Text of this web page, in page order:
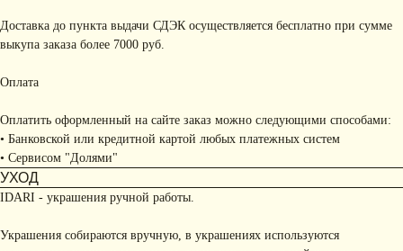
Доставка до пункта выдачи СДЭК осуществляется бесплатно при сумме
выкупа заказа более 7000 руб.
Оплата
Оплатить оформленный на сайте заказ можно следующими способами:
• Банковской или кредитной картой любых платежных систем
• Сервисом "Долями"
УХОД
IDARI - украшения ручной работы.
Украшения собираются вручную, в украшениях используются